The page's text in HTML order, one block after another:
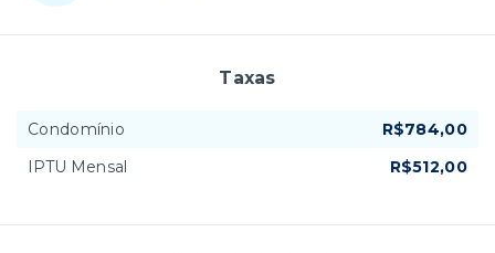
Taxas
Condomínio
R$784,00
IPTU Mensal
R$512,00